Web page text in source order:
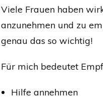
Viele Frauen haben
anzunehmen und zu
genau das so wichtig!
Für mich bedeutet
Hilfe annehmen